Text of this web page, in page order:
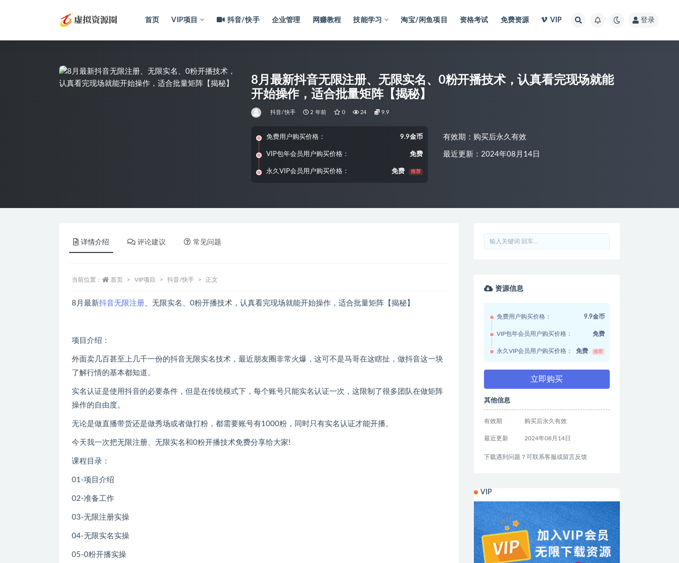
首页 VIP项目 抖音/快手 企业管理 网赚教程 技能学习 淘宝/闲鱼项目 资格考试 免费资源 VIP 登录
8月最新抖音无限注册、无限实名、0粉开播技术，认真看完现场就能
开始操作，适合批量矩阵【揭秘】
抖音/快手 2 年前 0 24 9.9
免费用户购买价格： 9.9金币
VIP包年会员用户购买价格： 免费
永久VIP会员用户购买价格： 免费 推荐
有效期：购买后永久有效
最近更新：2024年08月14日
详情介绍 评论建议 常见问题
当前位置： 首页 VIP项目 抖音/快手 正文
8月最新抖音无限注册 、无限实名、0粉开播技术，认真看完现场就能开始操作，适合批量矩阵【揭秘】
项目介绍：
外面卖几百甚至上几千一份的抖音无限实名技术，最近朋友圈非常火爆，这可不是马哥在这瞎扯，做抖音这一块
了解行情的基本都知道。
实名认证是使用抖音的必要条件，但是在传统模式下，每个账号只能实名认证一次，这限制了很多团队在做矩阵
操作的自由度。
无论是做直播带货还是做秀场或者做打粉，都需要账号有1000粉，同时只有实名认证才能开播。
今天我一次把无限注册、无限实名和0粉开播技术免费分享给大家!
课程目录：
01-项目介绍
02-准备工作
03-无限注册实操
04-无限实名实操
05-0粉开播实操
资源信息
免费用户购买价格： 9.9金币
VIP包年会员用户购买价格： 免费
永久VIP会员用户购买价格： 免费 推荐
立即购买
其他信息
有效期 购买后永久有效
最近更新 2024年08月14日
下载遇到问题？可联系客服或留言反馈
VIP